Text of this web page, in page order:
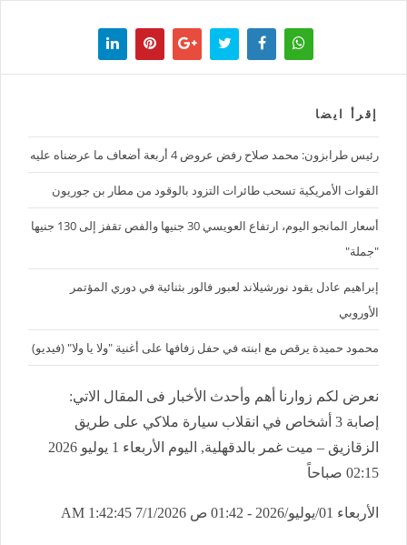
إقرأ ايضا
رئيس طرابزون: محمد صلاح رفض عروض 4 أربعة أضعاف ما عرضناه عليه
القوات الأمريكية تسحب طائرات التزود بالوقود من مطار بن جوريون
أسعار المانجو اليوم، ارتفاع العويسي 30 جنيها والفص تقفز إلى 130 جنيها
"جملة"
إبراهيم عادل يقود نورشيلاند لعبور فالور بثنائية في دوري المؤتمر
الأوروبي
محمود حميدة يرقص مع ابنته في حفل زفافها على أغنية "ولا يا ولا" (فيديو)
نعرض لكم زوارنا أهم وأحدث الأخبار فى المقال الاتي:
إصابة 3 أشخاص في انقلاب سيارة ملاكي على طريق
الزقازيق – ميت غمر بالدقهلية, اليوم الأربعاء 1 يوليو 2026
02:15 صباحاً
الأربعاء 01/يوليو/2026 - 01:42 ص 7/1/2026 1:42:45 AM